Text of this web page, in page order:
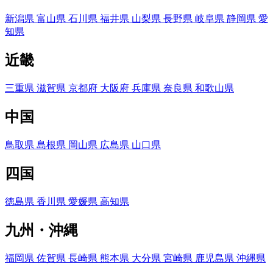
新潟県 富山県 石川県 福井県 山梨県 長野県 岐阜県 静岡県 愛
知県
近畿
三重県 滋賀県 京都府 大阪府 兵庫県 奈良県 和歌山県
中国
鳥取県 島根県 岡山県 広島県 山口県
四国
徳島県 香川県 愛媛県 高知県
九州・沖縄
福岡県 佐賀県 長崎県 熊本県 大分県 宮崎県 鹿児島県 沖縄県